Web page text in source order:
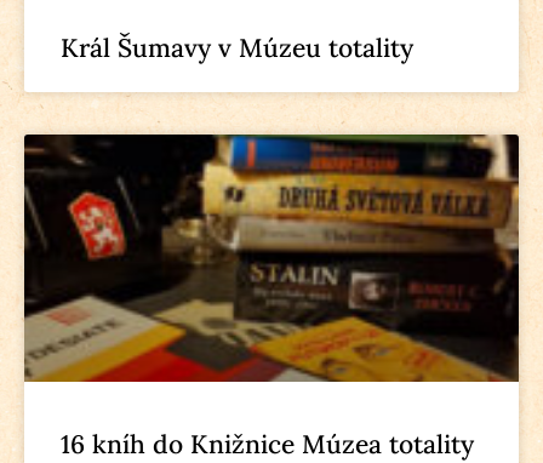
Král Šumavy v Múzeu totality
16 kníh do Knižnice Múzea totality